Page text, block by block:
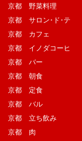
京都 野菜料理
京都 サロン･ド･テ
京都 カフェ
京都 イノダコーヒ
京都 バー
京都 朝食
京都 定食
京都 バル
京都 立ち飲み
京都 肉